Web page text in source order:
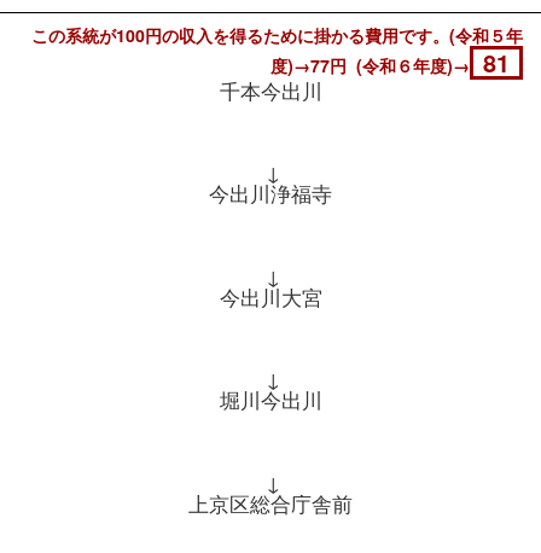
この系統が100円の収入を得るために掛かる費用です。(令和５年
度)→77円 (令和６年度)→ 81
千本今出川
↓
今出川浄福寺
↓
今出川大宮
↓
堀川今出川
↓
上京区総合庁舎前